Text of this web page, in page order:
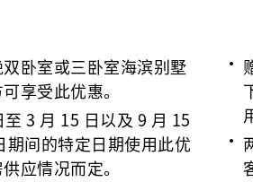
卧室或三卧室海滨别墅
享受此优惠。
3 月 15 日以及 9 月 15
期间的特定日期使用此优
应情况而定。